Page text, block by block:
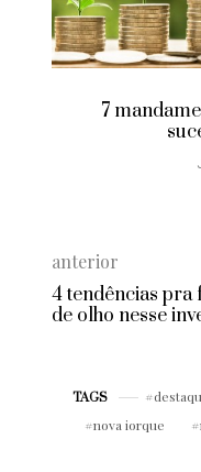
7
anterior
4 tendências pra
de olho nesse
TAGS
nova iorque